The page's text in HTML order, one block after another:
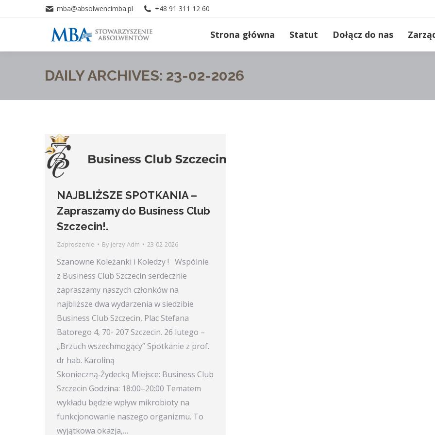
mba@absolwencimba.pl +48 91 311 12 60
Strona główna Statut Dołącz do nas
DAILY ARCHIVES: 23-02-2026
NAJBLIŻSZE SPOTKANIA –
Zapraszamy do Business Club
Szczecin!.
Zaproszenie By Jerzy Adm 23-02-2026
Szanowne Koleżanki i Koledzy ! Wspólnie
z Business Club Szczecin serdecznie
zapraszamy naszych członków na
najbliższe dwa wydarzenia w siedzibie
Business Club Szczecin, Plac Stefana
Batorego 4, 70- 207 Szczecin. 26 lutego –
„Brzuch wszechmogący” Spotkanie z prof.
dr hab. Karoliną
Skonieczną‑Żydecką Miejsce: Business Club
Szczecin Godzina: 18:00–20:00 Tematem
wykładu będzie wpływ mikrobioty na
funkcjonowanie naszego organizmu. To
wyjątkowa okazja,…